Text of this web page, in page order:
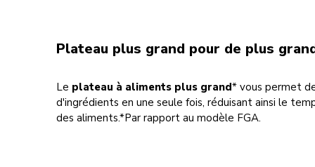
Plateau plus grand pour de plus
Le plateau à aliments plus grand* vous permet
d'ingrédients en une seule fois, réduisant ainsi le
des aliments.*Par rapport au modèle FGA.